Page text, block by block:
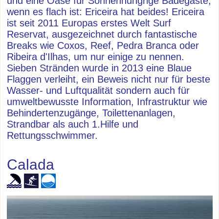
wenn es flach ist: Ericeira hat beides! Ericeira
ist seit 2011 Europas erstes Welt Surf
Reservat, ausgezeichnet durch fantastische
Breaks wie Coxos, Reef, Pedra Branca oder
Ribeira d'Ilhas, um nur einige zu nennen.
Sieben Stränden wurde in 2013 eine Blaue
Flaggen verleiht, ein Beweis nicht nur für beste
Wasser- und Luftqualität sondern auch für
umweltbewusste Information, Infrastruktur wie
Behindertenzugänge, Toilettenanlagen,
Strandbar als auch 1.Hilfe und
Rettungsschwimmer.
Calada